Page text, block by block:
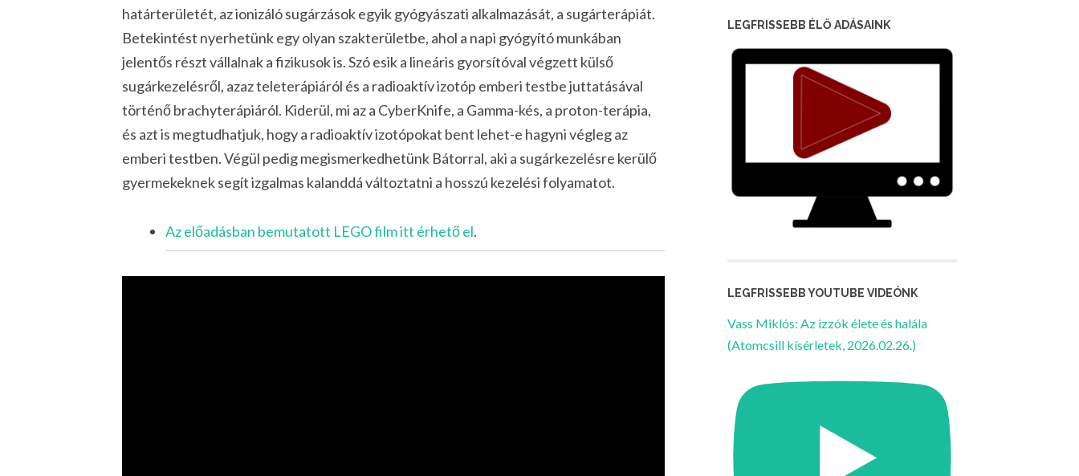
határterületét, az ionizáló sugárzások egyik gyógyászati alkalmazását, a sugárterápiát.
Betekintést nyerhetünk egy olyan szakterületbe, ahol a napi gyógyító munkában
jelentős részt vállalnak a fizikusok is. Szó esik a lineáris gyorsítóval végzett külső
sugárkezelésről, azaz teleterápiáról és a radioaktív izotóp emberi testbe juttatásával
történő brachyterápiáról. Kiderül, mi az a CyberKnife, a Gamma-kés, a proton-terápia,
és azt is megtudhatjuk, hogy a radioaktív izotópokat bent lehet-e hagyni végleg az
emberi testben. Végül pedig megismerkedhetünk Bátorral, aki a sugárkezelésre kerülő
gyermekeknek segít izgalmas kalanddá változtatni a hosszú kezelési folyamatot.
Az előadásban bemutatott LEGO film itt érhető el.
LEGFRISSEBB ÉLŐ ADÁSAINK
LEGFRISSEBB YOUTUBE VIDEÓNK
Vass Miklós: Az izzók élete és halála
(Atomcsill kísérletek, 2026.02.26.)